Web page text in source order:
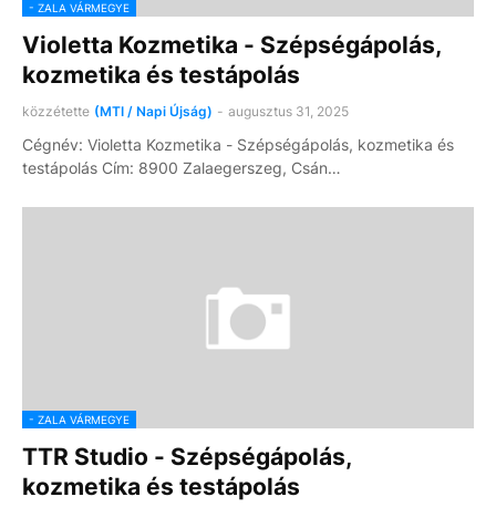
- ZALA VÁRMEGYE
Violetta Kozmetika - Szépségápolás,
kozmetika és testápolás
közzétette (MTI / Napi Újság) - augusztus 31, 2025
Cégnév: Violetta Kozmetika - Szépségápolás, kozmetika és
testápolás Cím: 8900 Zalaegerszeg, Csán…
- ZALA VÁRMEGYE
TTR Studio - Szépségápolás,
kozmetika és testápolás